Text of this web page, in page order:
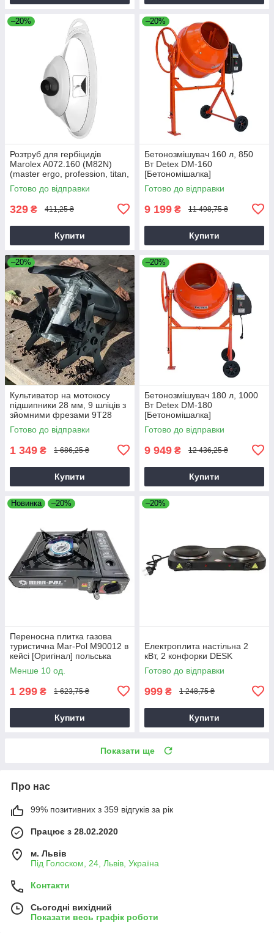
–20%
Розтруб для гербіцидів
Marolex A072.160 (M82N)
(master ergo, profession, titan,
x-line)
Готово до відправки
329 ₴ 411,25 ₴
Купити
–20%
Бетонозмішувач 160 л, 850
Вт Detex DM-160
[Бетономішалка]
Готово до відправки
9 199 ₴ 11 498,75 ₴
Купити
–20%
Культиватор на мотокосу
підшипники 28 мм, 9 шліців з
зйомними фрезами 9T28
Готово до відправки
1 349 ₴ 1 686,25 ₴
Купити
–20%
Бетонозмішувач 180 л, 1000
Вт Detex DM-180
[Бетономішалка]
Готово до відправки
9 949 ₴ 12 436,25 ₴
Купити
Новинка –20%
Переносна плитка газова
туристична Mar-Pol M90012 в
кейсі [Оригінал] польська
Менше 10 од.
1 299 ₴ 1 623,75 ₴
Купити
–20%
Електроплита настільна 2
кВт, 2 конфорки DESK
Готово до відправки
999 ₴ 1 248,75 ₴
Купити
Показати ще
Про нас
99% позитивних з 359 відгуків за рік
Працює з 28.02.2020
м. Львів
Під Голоском, 24, Львів, Україна
Контакти
Сьогодні вихідний
Показати весь графік роботи